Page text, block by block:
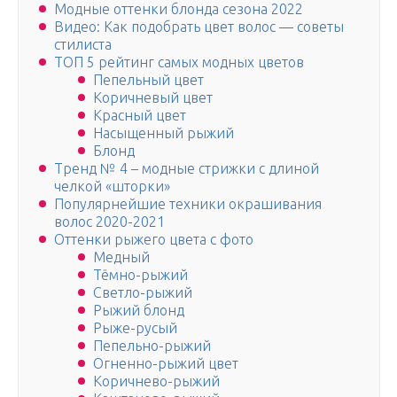
Модные оттенки блонда сезона 2022
Видео: Как подобрать цвет волос — советы
стилиста
ТОП 5 рейтинг самых модных цветов
Пепельный цвет
Коричневый цвет
Красный цвет
Насыщенный рыжий
Блонд
Тренд № 4 – модные стрижки с длиной
челкой «шторки»
Популярнейшие техники окрашивания
волос 2020-2021
Оттенки рыжего цвета с фото
Медный
Тёмно-рыжий
Светло-рыжий
Рыжий блонд
Рыже-русый
Пепельно-рыжий
Огненно-рыжий цвет
Коричнево-рыжий